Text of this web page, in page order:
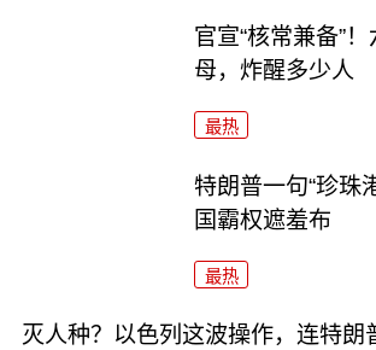
官宣“核常兼备”
母，炸醒多少人
最热
特朗普一句“珍珠
国霸权遮羞布
最热
灭人种？以色列这波操作，连特朗